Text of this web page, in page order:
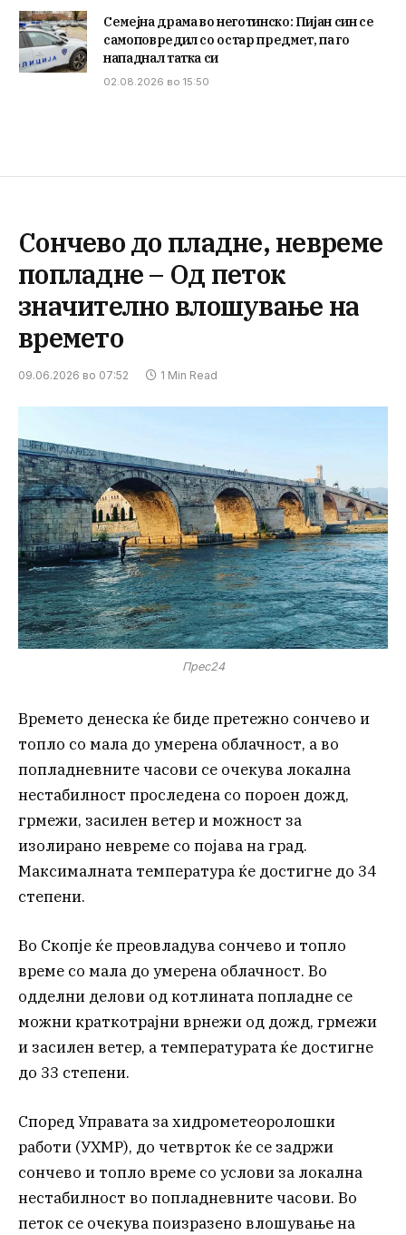
Семејна драма во неготинско: Пијан син се
самоповредил со остар предмет, па го
нападнал татка си
02.08.2026 во 15:50
Сончево до пладне, невреме
попладне – Од петок
значително влошување на
времето
09.06.2026 во 07:52 1 Min Read
Прес24
Времето денеска ќе биде претежно сончево и
топло со мала до умерена облачност, а во
попладневните часови се очекува локална
нестабилност проследена со пороен дожд,
грмежи, засилен ветер и можност за
изолирано невреме со појава на град.
Максималната температура ќе достигне до 34
степени.
Во Скопје ќе преовладува сончево и топло
време со мала до умерена облачност. Во
одделни делови од котлината попладне се
можни краткотрајни врнежи од дожд, грмежи
и засилен ветер, а температурата ќе достигне
до 33 степени.
Според Управата за хидрометеоролошки
работи (УХМР), до четврток ќе се задржи
сончево и топло време со услови за локална
нестабилност во попладневните часови. Во
петок се очекува поизразено влошување на